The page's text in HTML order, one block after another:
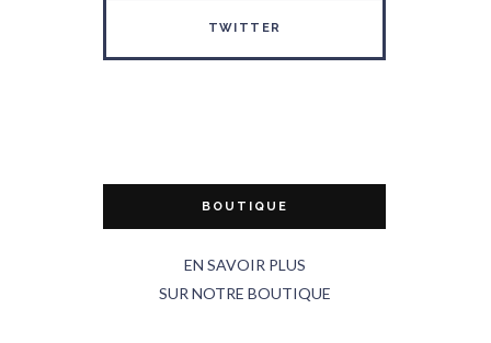
TWITTER
BOUTIQUE
EN SAVOIR PLUS
SUR NOTRE BOUTIQUE